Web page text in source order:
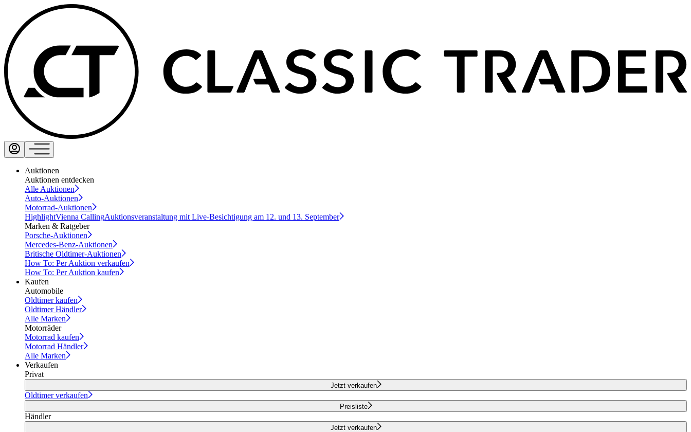
Auktionen
Auktionen entdecken
Alle Auktionen
Auto-Auktionen
Motorrad-Auktionen
HighlightVienna CallingAuktionsveranstaltung mit Live-Besichtigung am 12. und 13. September
Marken & Ratgeber
Porsche-Auktionen
Mercedes-Benz-Auktionen
Britische Oldtimer-Auktionen
How To: Per Auktion verkaufen
How To: Per Auktion kaufen
Kaufen
Automobile
Oldtimer kaufen
Oldtimer Händler
Alle Marken
Motorräder
Motorrad kaufen
Motorrad Händler
Alle Marken
Verkaufen
Privat
Jetzt verkaufen
Oldtimer verkaufen
Preisliste
Händler
Jetzt verkaufen